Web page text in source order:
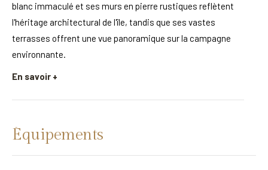
blanc immaculé et ses murs en pierre rustiques reflètent
l'héritage architectural de l'île, tandis que ses vastes
terrasses offrent une vue panoramique sur la campagne
environnante.
En savoir +
Équipements